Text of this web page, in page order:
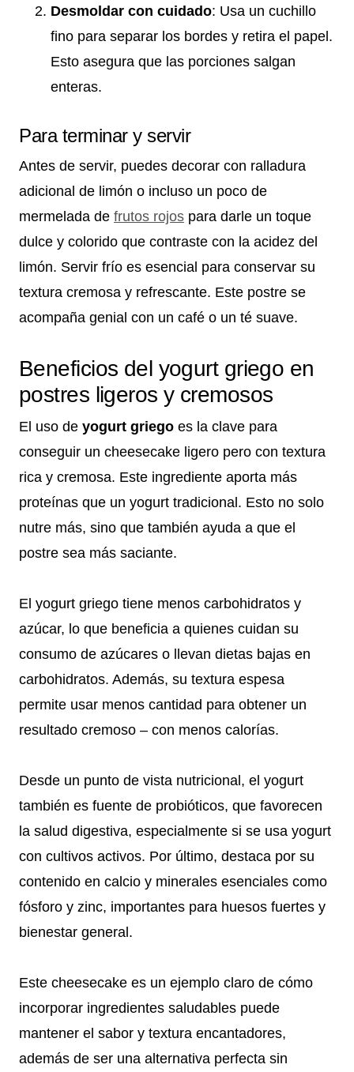
Desmoldar con cuidado: Usa un cuchillo
fino para separar los bordes y retira el papel.
Esto asegura que las porciones salgan
enteras.
Para terminar y servir
Antes de servir, puedes decorar con ralladura
adicional de limón o incluso un poco de
mermelada de frutos rojos para darle un toque
dulce y colorido que contraste con la acidez del
limón. Servir frío es esencial para conservar su
textura cremosa y refrescante. Este postre se
acompaña genial con un café o un té suave.
Beneficios del yogurt griego en
postres ligeros y cremosos
El uso de yogurt griego es la clave para
conseguir un cheesecake ligero pero con textura
rica y cremosa. Este ingrediente aporta más
proteínas que un yogurt tradicional. Esto no solo
nutre más, sino que también ayuda a que el
postre sea más saciante.
El yogurt griego tiene menos carbohidratos y
azúcar, lo que beneficia a quienes cuidan su
consumo de azúcares o llevan dietas bajas en
carbohidratos. Además, su textura espesa
permite usar menos cantidad para obtener un
resultado cremoso – con menos calorías.
Desde un punto de vista nutricional, el yogurt
también es fuente de probióticos, que favorecen
la salud digestiva, especialmente si se usa yogurt
con cultivos activos. Por último, destaca por su
contenido en calcio y minerales esenciales como
fósforo y zinc, importantes para huesos fuertes y
bienestar general.
Este cheesecake es un ejemplo claro de cómo
incorporar ingredientes saludables puede
mantener el sabor y textura encantadores,
además de ser una alternativa perfecta sin